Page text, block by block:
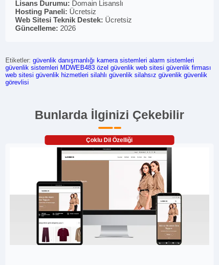
Lisans Durumu: Domain Lisanslı
Hosting Paneli: Ücretsiz
Web Sitesi Teknik Destek: Ücretsiz
Güncelleme: 2026
Etiketler:güvenlik danışmanlığı kamera sistemleri alarm sistemleri
güvenlik sistemleri MDWEB483 özel güvenlik web sitesi güvenlik firması
web sitesi güvenlik hizmetleri silahlı güvenlik silahsız güvenlik güvenlik
görevlisi
Bunlarda İlginizi Çekebilir
Çoklu Dil Özelliği